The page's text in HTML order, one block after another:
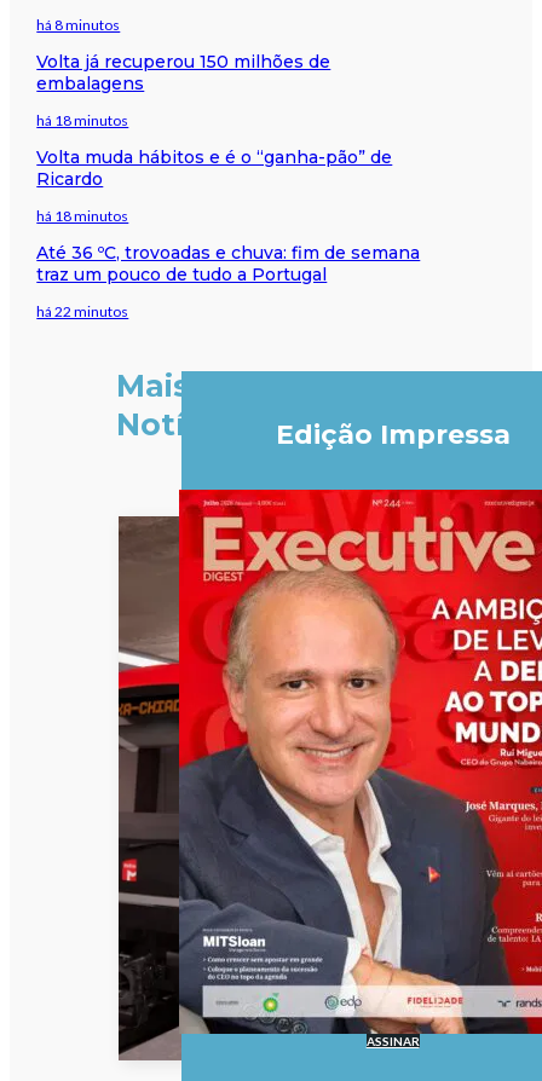
há 8 minutos
Volta já recuperou 150 milhões de
embalagens
há 18 minutos
Volta muda hábitos e é o “ganha-pão” de
Ricardo
há 18 minutos
Até 36 ºC, trovoadas e chuva: fim de semana
traz um pouco de tudo a Portugal
há 22 minutos
Mais
Notícias
Edição Impressa
ASSINAR